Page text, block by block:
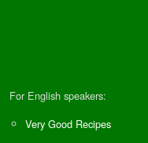
For English speakers:
Very Good Recipes